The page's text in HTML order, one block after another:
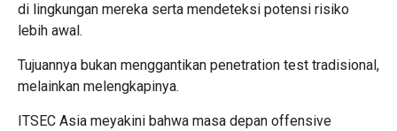
di lingkungan mereka serta mendeteksi potensi risiko
lebih awal.
Tujuannya bukan menggantikan penetration test tradisional,
melainkan melengkapinya.
ITSEC Asia meyakini bahwa masa depan offensive